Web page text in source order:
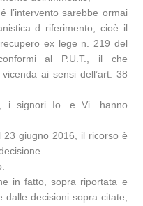
l’intervento sarebbe ormai
d riferimento, cioè il
ex lege n. 219 del
al P.U.T., il che
ai sensi dell’art. 38
i signori Io. e Vi. hanno
23 giugno 2016, il ricorso è
in fatto, sopra riportata e
decisioni sopra citate,